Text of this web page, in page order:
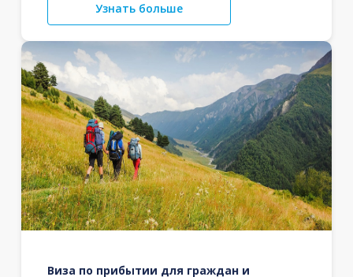
Узнать больше
Виза по прибытии для граждан и